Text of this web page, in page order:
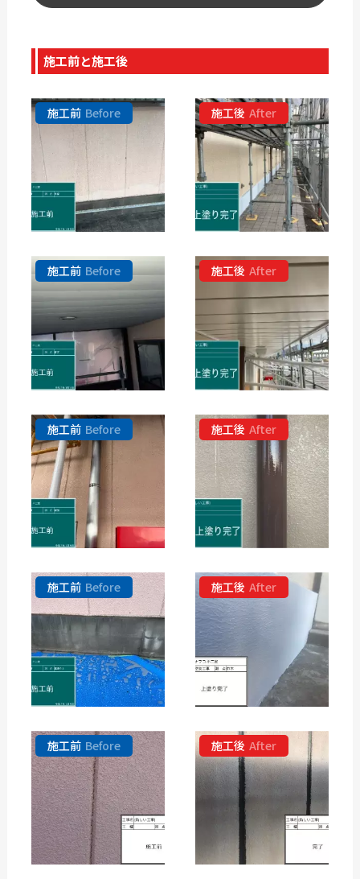
施工前と施工後
施工前 Before 施工後 After
施工前 Before 施工後 After
施工前 Before 施工後 After
施工前 Before 施工後 After
施工前 Before 施工後 After